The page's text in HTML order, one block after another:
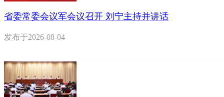
省委常委会议军会议召开 刘宁主持并讲话
发布于2026-08-04